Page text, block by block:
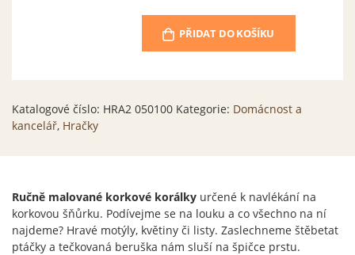
PŘIDAT DO KOŠÍKU
Katalogové číslo: HRA2 050100 Kategorie: Domácnost a
kancelář, Hračky
Ručně malované korkové korálky určené k navlékání na
korkovou šňůrku. Podívejme se na louku a co všechno na ní
najdeme? Hravé motýly, květiny či listy. Zaslechneme štěbetat
ptáčky a tečkovaná beruška nám sluší na špičce prstu.